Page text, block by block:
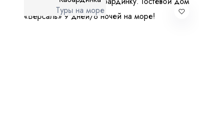
Туры на море